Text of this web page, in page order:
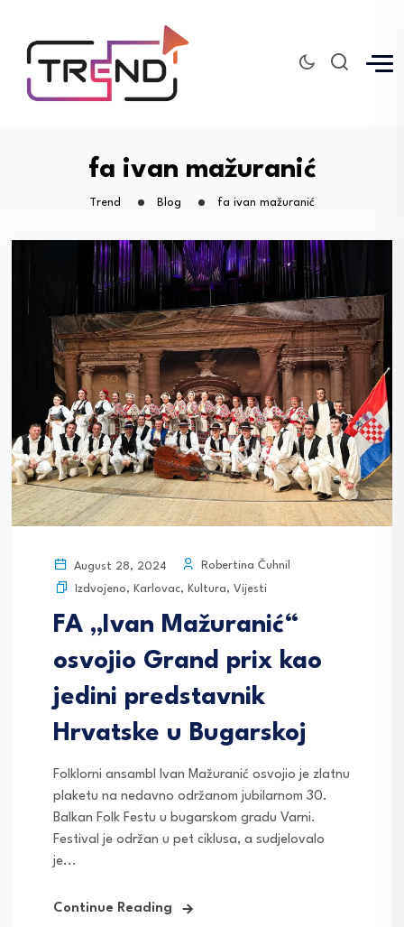
fa ivan mažuranić
Trend Blog fa ivan mažuranić
August 28, 2024
Robertina Čuhnil
Izdvojeno, Karlovac, Kultura, Vijesti
FA „Ivan Mažuranić“
osvojio Grand prix kao
jedini predstavnik
Hrvatske u Bugarskoj
Folklorni ansambl Ivan Mažuranić osvojio je zlatnu
plaketu na nedavno održanom jubilarnom 30.
Balkan Folk Festu u bugarskom gradu Varni.
Festival je održan u pet ciklusa, a sudjelovalo
je...
Continue Reading